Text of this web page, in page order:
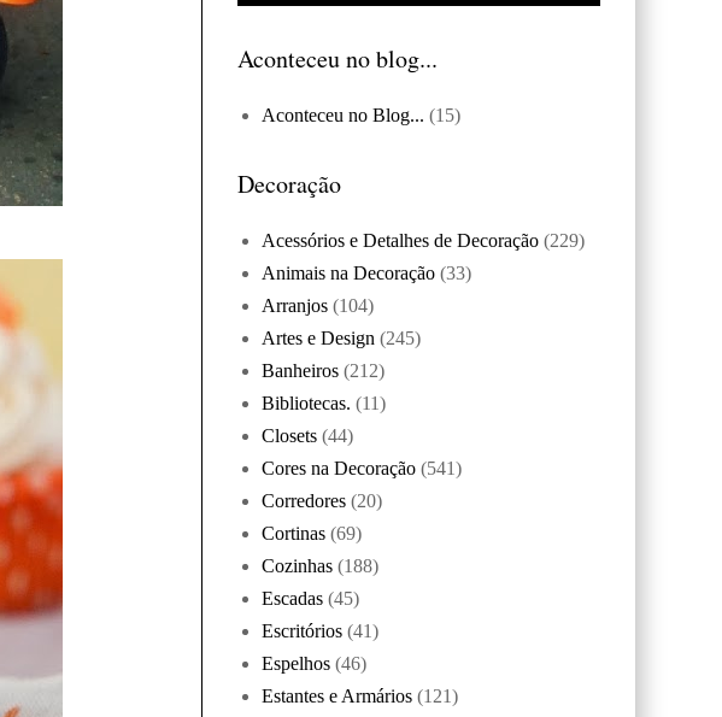
Aconteceu no blog...
Aconteceu no Blog... (15)
Decoração
Acessórios e Detalhes de Decoração (229)
Animais na Decoração (33)
Arranjos (104)
Artes e Design (245)
Banheiros (212)
Bibliotecas. (11)
Closets (44)
Cores na Decoração (541)
Corredores (20)
Cortinas (69)
Cozinhas (188)
Escadas (45)
Escritórios (41)
Espelhos (46)
Estantes e Armários (121)